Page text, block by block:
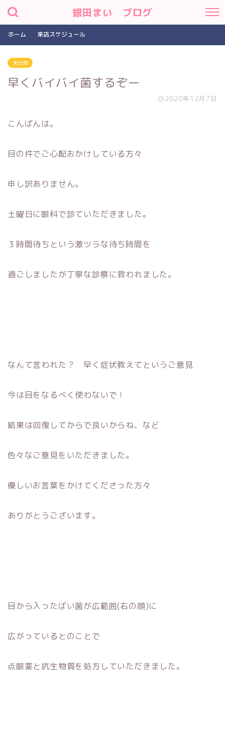
銀田まい ブログ
ホーム 来店スケジュール
未分類
早くバイバイ菌するぞー
2020年12月7日
こんばんは。
目の件でご心配おかけしている方々
申し訳ありません。
土曜日に眼科で診ていただきました。
３時間待ちという激ツラな待ち時間を
過ごしましたが丁寧な診察に救われました。
なんて言われた？ 早く症状教えてというご意見
今は目をなるべく使わないで！
結果は回復してからで良いからね、など
色々なご意見をいただきました。
優しいお言葉をかけてくださった方々
ありがとうございます。
目から入ったばい菌が広範囲(右の顔)に
広がっているとのことで
点眼薬と抗生物質を処方していただきました。